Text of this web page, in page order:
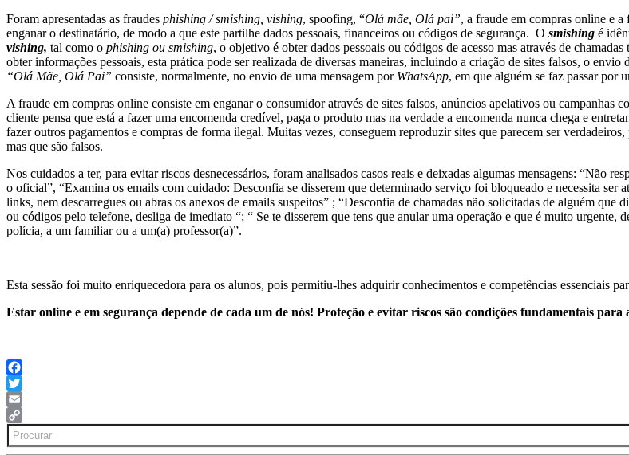
Foram apresentadas as fraudes phishing / smishing, vishing, spoofing, “Olá mãe, Olá pai”, a fraude em compras online e a
enganar o destinatário, de modo a que este partilhe dados pessoais, financeiros ou códigos de segurança. ​ O smishing é
vishing, tal como o phishing ou smishing, o objetivo é obter dados pessoais ou códigos de acesso mas através de chamadas
obter informações pessoais, esta prática pode ser realizada de diversas maneiras, incluindo a criação de sites falsos, o envio
“Olá Mãe, Olá Pai” consiste, normalmente, no envio de uma mensagem porWhatsApp, em que alguém se faz passar por
A fraude em compras online consiste em enganar o consumidor através de sites falsos, anúncios apelativos ou campanhas
cliente pensa que está a fazer uma encomenda credível, paga o produto mas na verdade a encomenda nunca chega e
fazer outros pagamentos e compras de forma ilegal.​ Muitas vezes, conseguem reproduzir sites que parecem ser
mas que são falsos.​
​Nos cuidados a ter, para evitar riscos desnecessários, foram analisados casos reais e deixadas algumas mensagens: “Não
o oficial”, “Examina os emails com cuidado: Desconfia se disserem que determinado serviço foi bloqueado e necessita
links, nem descarregues ou abras os anexos de emails suspeitos” ; “Desconfia de chamadas não solicitadas de alguém
ou códigos pelo telefone, desliga de imediato “; “ Se te disserem que tens que anular uma operação e que é muito
polícia, a um familiar ou a um(a) professor(a)​”.
Esta sessão foi muito enriquecedora para os alunos, pois permitiu-lhes adquirir conhecimentos e competências essenciais
Estar online e em segurança depende de cada um de nós! ​Proteção e evitar riscos são condições fundamentais para
Facebook
Twitter
Email
Copy
Link
Search
for: